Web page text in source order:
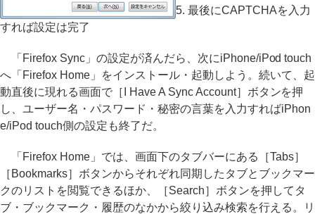
5. 最後にCAPTCHAを入力
すれば設定は完了
「Firefox Sync」の設定が済んだら、次にiPhone/iPod touch
へ「Firefox Home」をインストール・起動しよう。続いて、起
動直後に現れる画面で［I Have A Sync Account］ボタンを押
し、ユーザー名・パスワード・秘密の言葉を入力すればiPhon
e/iPod touch側の設定も終了だ。
「Firefox Home」では、画面下のタブバーにある［Tabs］
［Bookmarks］ボタンからそれぞれ同期したタブとブックマー
クのリストを閲覧できるほか、［Search］ボタンを押してタ
ブ・ブックマーク・履歴のなかから絞り込み検索を行える。リ